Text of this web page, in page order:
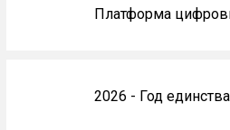
Платформа
2026 - Год